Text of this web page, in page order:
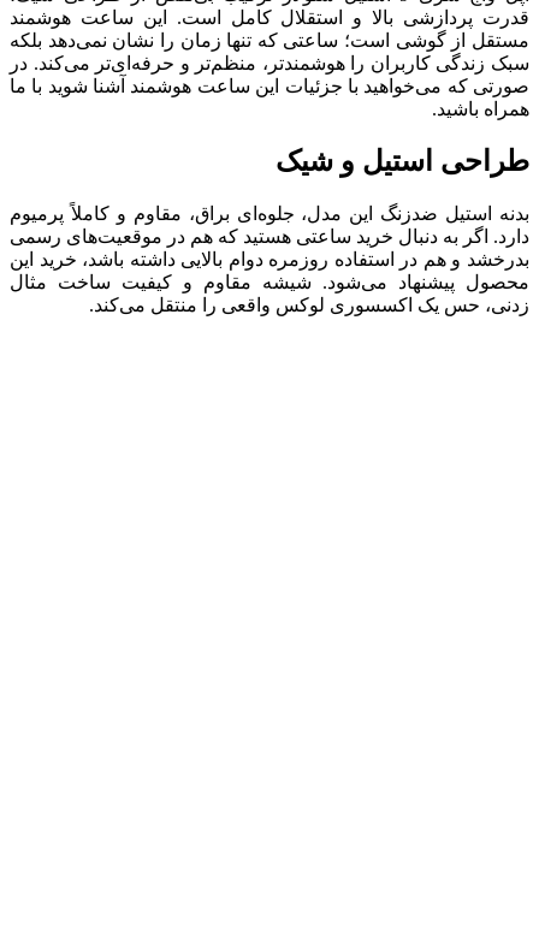
قدرت پردازشی بالا و استقلال کامل است. این ساعت هوشمند
مستقل از گوشی است؛ ساعتی که تنها زمان را نشان نمی‌دهد بلکه
سبک زندگی کاربران را هوشمند‌تر، منظم‌تر و حرفه‌ای‌تر می‌کند. در
صورتی که می‌خواهید با جزئیات این ساعت هوشمند آشنا شوید با ما
همراه باشید.
طراحی استیل و شیک
بدنه استیل ضدزنگ این مدل، جلوه‌ای براق، مقاوم و کاملاً پرمیوم
دارد. اگر به دنبال خرید ساعتی هستید که هم در موقعیت‌های رسمی
بدرخشد و هم در استفاده روزمره دوام بالایی داشته باشد، خرید این
محصول پیشنهاد می‌شود. شیشه مقاوم و کیفیت ساخت مثال
زدنی، حس یک اکسسوری لوکس واقعی را منتقل می‌کند.